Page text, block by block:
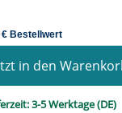
in den
3-5 Werktage (DE)